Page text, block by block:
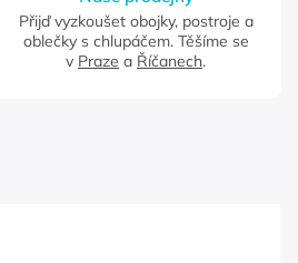
Přijď vyzkoušet obojky, postroje a
oblečky s chlupáčem. Těšíme se
v Praze a Říčanech.